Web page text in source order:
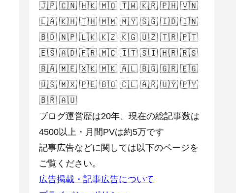
🇯🇵 🇨🇳 🇭🇰 🇲🇴 🇹🇼 🇰🇷 🇵🇭 🇻🇳
🇱🇦 🇰🇭 🇹🇭 🇲🇲 🇲🇾 🇸🇬 🇮🇩 🇮🇳
🇧🇩 🇳🇵 🇱🇰 🇰🇿 🇰🇬 🇺🇿 🇹🇷 🇵🇹
🇪🇸 🇦🇩 🇫🇷 🇲🇨 🇮🇹 🇸🇮 🇭🇷 🇷🇸
🇧🇦 🇲🇪 🇽🇰 🇲🇰 🇦🇱 🇧🇬 🇬🇷 🇪🇬
🇺🇸 🇲🇽 🇵🇪 🇧🇴 🇨🇱 🇦🇷 🇺🇾 🇵🇾
🇧🇷 🇦🇺
ブログ運営歴は20年、現在の総記事数は
4500以上・月間PVは約5万です
記事広告などに関しては以下のページを
ご覧ください。
広告掲載・記事広告について